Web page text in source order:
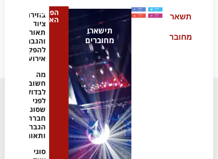
תשאר
מחובר
תישארו
מחוברים
הפוסט
האחרון
בחירת
ציוד
תאורה
והגברה
להפקת
אירועים
מה
חשוב
לבדוק
לפני
שסוגרים
חברת
הגברה
ותאורה
סוגי